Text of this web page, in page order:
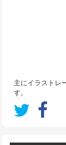
主にイラストレ
す。